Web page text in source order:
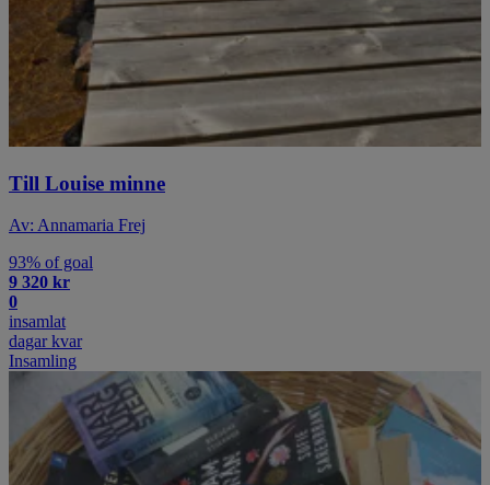
Till Louise minne
Av: Annamaria Frej
93% of goal
9 320 kr
0
insamlat
dagar kvar
Insamling